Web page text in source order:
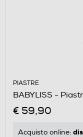
PIASTRE
BABYLISS -
€ 59,90
Acquisto online: